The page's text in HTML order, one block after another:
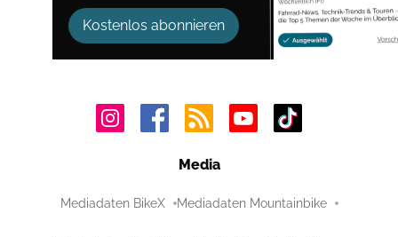
Kostenlos abonnieren
Media
Mediadaten BikeX Mediadaten Mountainbike